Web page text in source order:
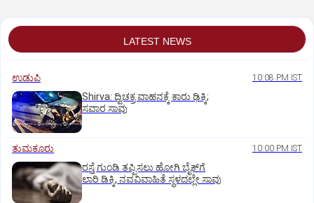
LATEST NEWS
ಉಡುಪಿ 10:08 PM IST
Shirva: ದ್ವಿಚಕ್ರ ವಾಹನಕ್ಕೆ ಕಾರು ಢಿಕ್ಕಿ;
ಸವಾರ ಸಾವು
ತುಮಕೂರು 10:00 PM IST
ರಸ್ತೆ ಗುಂಡಿ ತಪ್ಪಿಸಲು ಹೋಗಿ ಬೈಕ್‌ಗೆ
ಲಾರಿ ಡಿಕ್ಕಿ, ನವವಿವಾಹಿತೆ ಸ್ಥಳದಲ್ಲೇ ಸಾವು